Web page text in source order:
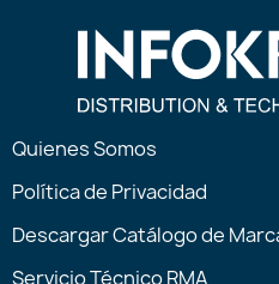
Quienes Somos
Política de Privacidad
Descargar Catálogo de
Servicio Técnico RMA